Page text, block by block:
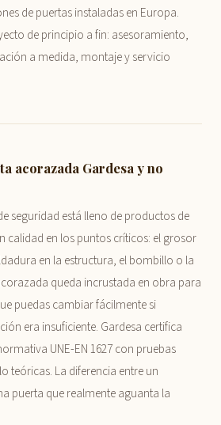
de puertas instaladas en Europa.
de principio a fin: asesoramiento,
a medida, montaje y servicio
acorazada Gardesa y no
seguridad está lleno de productos de
calidad en los puntos críticos: el grosor
en la estructura, el bombillo o la
queda incrustada en obra para
puedas cambiar fácilmente si
era insuficiente. Gardesa certifica
UNE-EN 1627 con pruebas
teóricas. La diferencia entre un
puerta que realmente aguanta la